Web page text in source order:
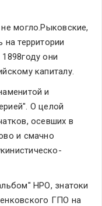
могло.Рыковские,
территории
они
капиталу.
и
О целой
осевших в
и смачно
НРО, знатоки
ГПО на